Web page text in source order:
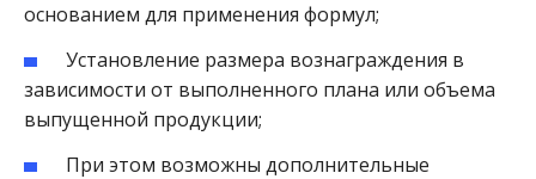
основанием для применения формул;
Установление размера вознаграждения в
зависимости от выполненного плана или объема
выпущенной продукции;
При этом возможны дополнительные